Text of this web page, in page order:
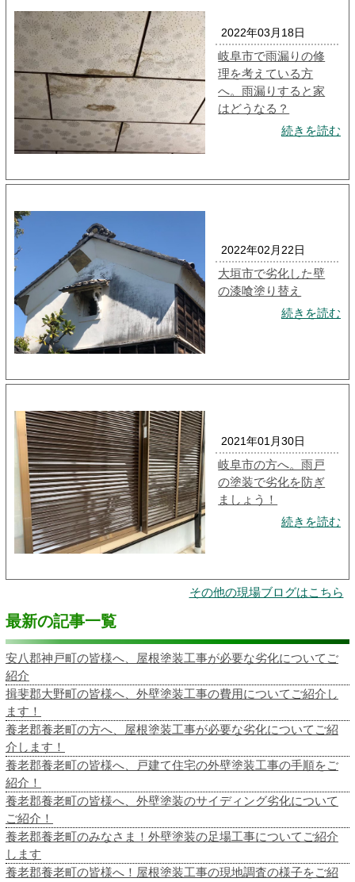
2022年03月18日
岐阜市で雨漏りの修
理を考えている方
へ。雨漏りすると家
はどうなる？
続きを読む
2022年02月22日
大垣市で劣化した壁
の漆喰塗り替え
続きを読む
2021年01月30日
岐阜市の方へ。雨戸
の塗装で劣化を防ぎ
ましょう！
続きを読む
その他の現場ブログはこちら
最新の記事一覧
安八郡神戸町の皆様へ、屋根塗装工事が必要な劣化についてご
紹介
揖斐郡大野町の皆様へ、外壁塗装工事の費用についてご紹介し
ます！
養老郡養老町の方へ、屋根塗装工事が必要な劣化についてご紹
介します！
養老郡養老町の皆様へ、戸建て住宅の外壁塗装工事の手順をご
紹介！
養老郡養老町の皆様へ、外壁塗装のサイディング劣化について
ご紹介！
養老郡養老町のみなさま！外壁塗装の足場工事についてご紹介
します
養老郡養老町の皆様へ！屋根塗装工事の現地調査の様子をご紹